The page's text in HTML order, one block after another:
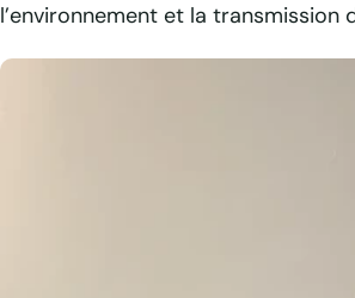
l’environnement et la transmission